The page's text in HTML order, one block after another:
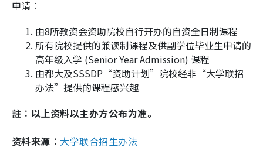
申请︰
由8所教资会资助院校自行开办的自资全日制课程
所有院校提供的兼读制课程及供副学位毕业生申请的
高年级入学 (Senior Year Admission) 课程
由都大及SSSDP“资助计划”院校经非“大学联招
办法”提供的课程感兴趣
註︰以上资料以主办方公布为准。
资料来源︰ 大学联合招生办法